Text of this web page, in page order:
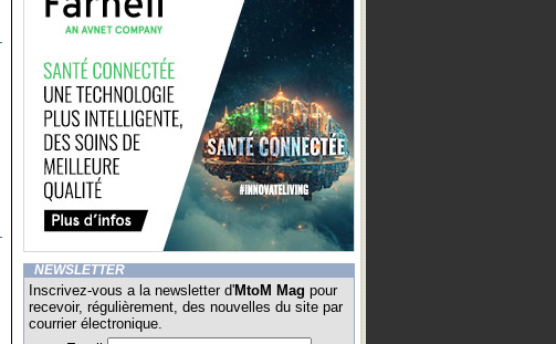
NEWSLETTER
Inscrivez-vous a la newsletter d'MtoM Mag pour
recevoir, régulièrement, des nouvelles du site par
courrier électronique.